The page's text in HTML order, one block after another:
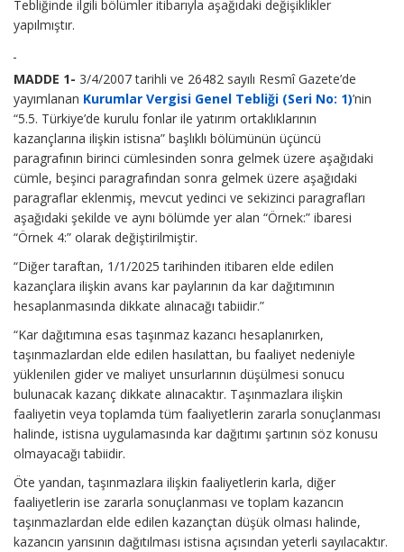
Tebliğinde ilgili bölümler itibarıyla aşağıdaki değişiklikler
yapılmıştır.
MADDE 1- 3/4/2007 tarihli ve 26482 sayılı Resmî Gazete’de
yayımlanan Kurumlar Vergisi Genel Tebliği (Seri No: 1)’nin
“5.5. Türkiye’de kurulu fonlar ile yatırım ortaklıklarının
kazançlarına ilişkin istisna” başlıklı bölümünün üçüncü
paragrafının birinci cümlesinden sonra gelmek üzere aşağıdaki
cümle, beşinci paragrafından sonra gelmek üzere aşağıdaki
paragraflar eklenmiş, mevcut yedinci ve sekizinci paragrafları
aşağıdaki şekilde ve aynı bölümde yer alan “Örnek:” ibaresi
“Örnek 4:” olarak değiştirilmiştir.
“Diğer taraftan, 1/1/2025 tarihinden itibaren elde edilen
kazançlara ilişkin avans kar paylarının da kar dağıtımının
hesaplanmasında dikkate alınacağı tabiidir.”
“Kar dağıtımına esas taşınmaz kazancı hesaplanırken,
taşınmazlardan elde edilen hasılattan, bu faaliyet nedeniyle
yüklenilen gider ve maliyet unsurlarının düşülmesi sonucu
bulunacak kazanç dikkate alınacaktır. Taşınmazlara ilişkin
faaliyetin veya toplamda tüm faaliyetlerin zararla sonuçlanması
halinde, istisna uygulamasında kar dağıtımı şartının söz konusu
olmayacağı tabiidir.
Öte yandan, taşınmazlara ilişkin faaliyetlerin karla, diğer
faaliyetlerin ise zararla sonuçlanması ve toplam kazancın
taşınmazlardan elde edilen kazançtan düşük olması halinde,
kazancın yarısının dağıtılması istisna açısından yeterli sayılacaktır.